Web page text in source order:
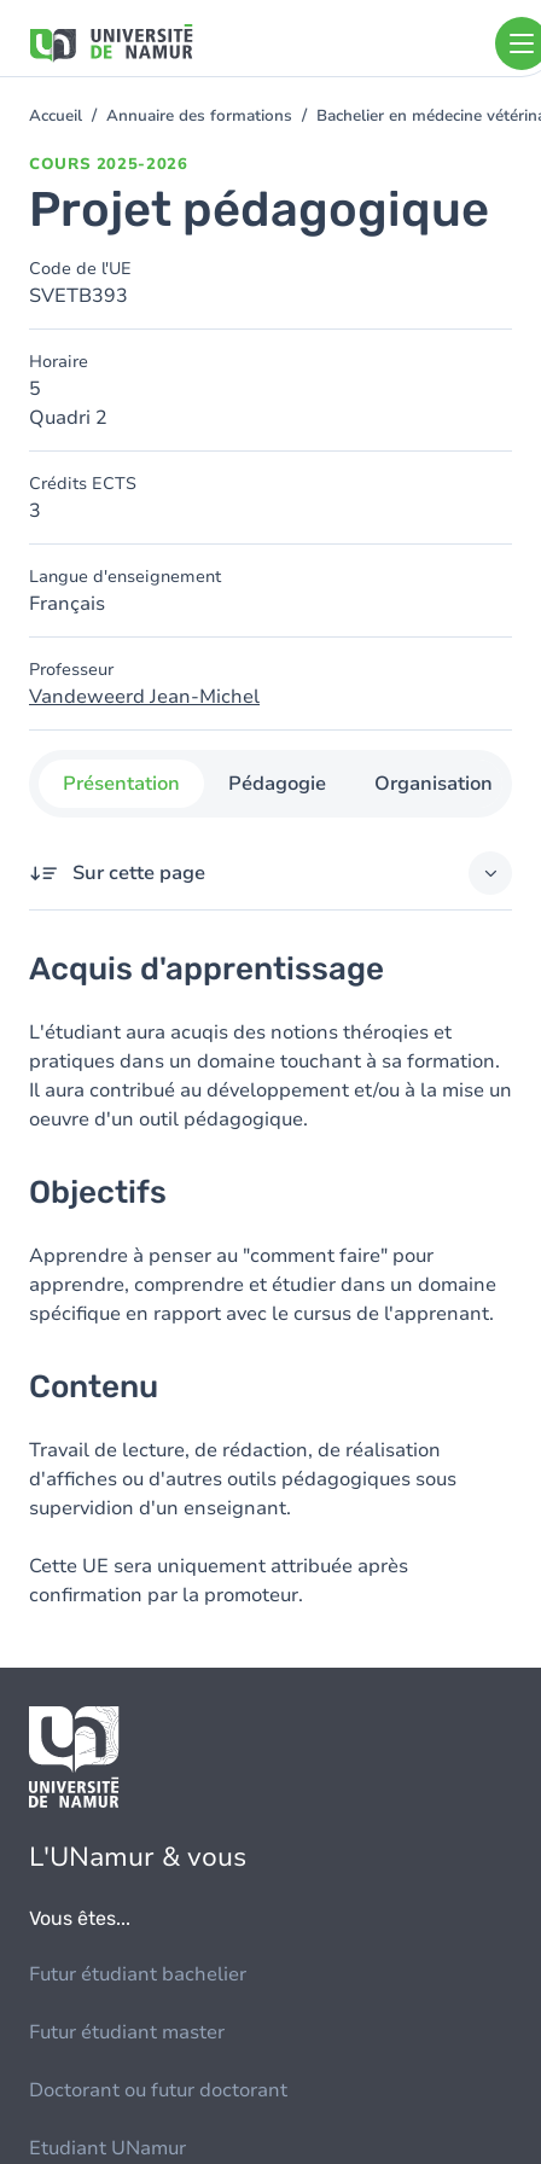
contenu
You
Accueil Annuaire des formations Bachelier en médecine
COURS 2025-2026
Projet pédagogique
Code de l'UE
SVETB393
Horaire
5
Quadri 2
Crédits ECTS
3
Langue d'enseignement
Français
Professeur
Vandeweerd Jean-Michel
Présentation Pédagogie Organisation
Sur cette page
Objectifs
Contenu
Acquis d'apprentissage
L'étudiant aura acuqis des notions théroqies et
pratiques dans un domaine touchant à sa formation.
Il aura contribué au développement et/ou à la mise un
oeuvre d'un outil pédagogique.
Objectifs
Apprendre à penser au "comment faire" pour
apprendre, comprendre et étudier dans un domaine
spécifique en rapport avec le cursus de l'apprenant.
Contenu
Travail de lecture, de rédaction, de réalisation
d'affiches ou d'autres outils pédagogiques sous
supervidion d'un enseignant.
Cette UE sera uniquement attribuée après
confirmation par la promoteur.
L'UNamur & vous
Vous êtes...
Futur étudiant bachelier
Futur étudiant master
Doctorant ou futur doctorant
Etudiant UNamur